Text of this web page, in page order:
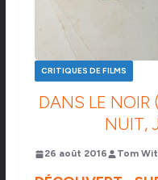
CRITIQUES DE FILMS
DANS LE NOIR
NUIT,
26 août 2016 Tom